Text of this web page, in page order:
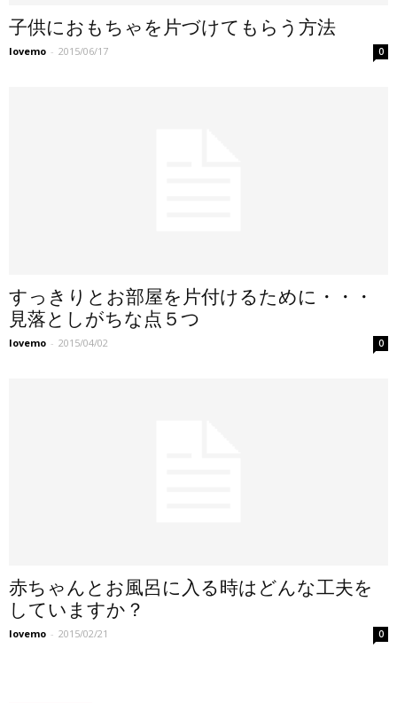
子供におもちゃを片づけてもらう方法
lovemo - 2015/06/17 0
すっきりとお部屋を片付けるために・・・
見落としがちな点５つ
lovemo - 2015/04/02 0
赤ちゃんとお風呂に入る時はどんな工夫を
していますか？
lovemo - 2015/02/21 0